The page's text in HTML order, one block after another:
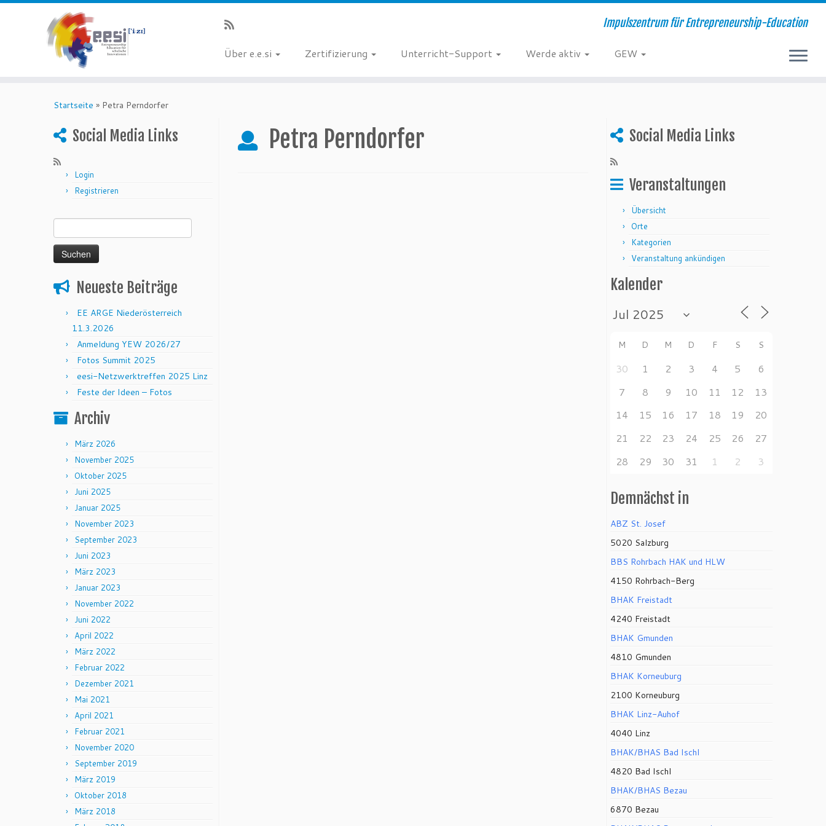
Impulszentrum für Entrepreneurship-Education
Über e.e.si Zertifizierung Unterricht-Support Werde aktiv GEW
Startseite » Petra Perndorfer
Social Media Links
Login
Registrieren
Neueste Beiträge
EE ARGE Niederösterreich
11.3.2026
Anmeldung YEW 2026/27
Fotos Summit 2025
eesi-Netzwerktreffen 2025 Linz
Feste der Ideen – Fotos
Archiv
März 2026
November 2025
Oktober 2025
Juni 2025
Januar 2025
November 2023
September 2023
Juni 2023
März 2023
Januar 2023
November 2022
Juni 2022
April 2022
März 2022
Februar 2022
Dezember 2021
Mai 2021
April 2021
Februar 2021
November 2020
September 2019
März 2019
Oktober 2018
März 2018
Petra Perndorfer Social Media Links
Veranstaltungen
Übersicht
Orte
Kategorien
Veranstaltung ankündigen
Kalender
M D M D F S S
30 1 2 3 4 5
6
7
8 9 10 11 12
13
14
15 16 17 18 19
20
21
22 23 24 25 26
27
28
29 30 31 1 2 3
Demnächst in
ABZ St. Josef
5020 Salzburg
BBS Rohrbach HAK und HLW
4150 Rohrbach-Berg
BHAK Freistadt
4240 Freistadt
BHAK Gmunden
4810 Gmunden
BHAK Korneuburg
2100 Korneuburg
BHAK Linz-Auhof
4040 Linz
BHAK/BHAS Bad Ischl
4820 Bad Ischl
BHAK/BHAS Bezau
6870 Bezau